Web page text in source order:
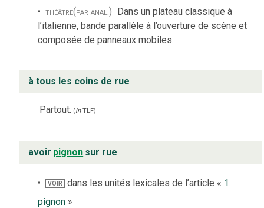
théâtre(par anal.) Dans un plateau classique à
l’italienne, bande parallèle à l’ouverture de scène et
composée de panneaux mobiles.
à tous les coins de rue
Partout. (inTLF)
avoir pignon sur rue
VOIR dans les unités lexicales de l’article « 1.
pignon »